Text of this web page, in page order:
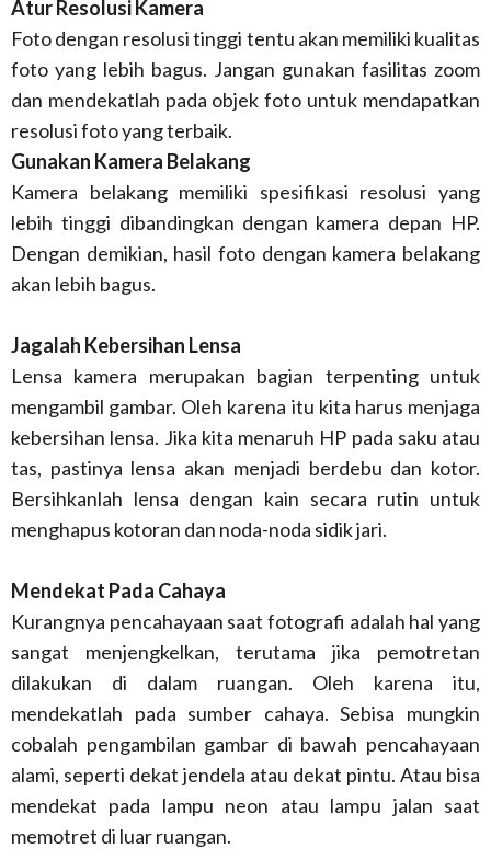
Atur Resolusi Kamera
Foto dengan resolusi tinggi tentu akan memiliki kualitas
foto yang lebih bagus. Jangan gunakan fasilitas zoom
dan mendekatlah pada objek foto untuk mendapatkan
resolusi foto yang terbaik.
Gunakan Kamera Belakang
Kamera belakang memiliki spesifikasi resolusi yang
lebih tinggi dibandingkan dengan kamera depan HP.
Dengan demikian, hasil foto dengan kamera belakang
akan lebih bagus.
Jagalah Kebersihan Lensa
Lensa kamera merupakan bagian terpenting untuk
mengambil gambar. Oleh karena itu kita harus menjaga
kebersihan lensa. Jika kita menaruh HP pada saku atau
tas, pastinya lensa akan menjadi berdebu dan kotor.
Bersihkanlah lensa dengan kain secara rutin untuk
menghapus kotoran dan noda-noda sidik jari.
Mendekat Pada Cahaya
Kurangnya pencahayaan saat fotografi adalah hal yang
sangat menjengkelkan, terutama jika pemotretan
dilakukan di dalam ruangan. Oleh karena itu,
mendekatlah pada sumber cahaya. Sebisa mungkin
cobalah pengambilan gambar di bawah pencahayaan
alami, seperti dekat jendela atau dekat pintu. Atau bisa
mendekat pada lampu neon atau lampu jalan saat
memotret di luar ruangan.